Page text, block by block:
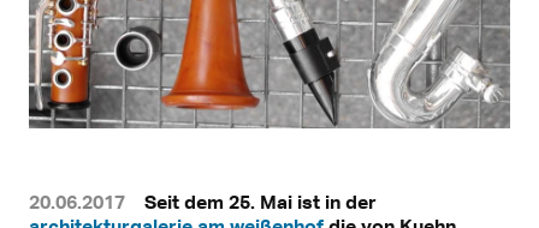
20.06.2017
Seit dem 25. Mai ist in der